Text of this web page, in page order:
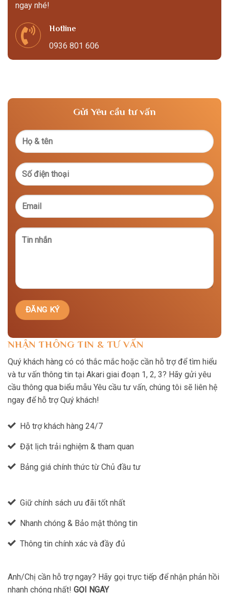
ngay nhé!
Hotline
0936 801 606
Gửi Yêu cầu tư vấn
NHẬN THÔNG TIN & TƯ VẤN
Quý khách hàng có có thắc mắc hoặc cần hỗ trợ để tìm hiểu
và tư vấn thông tin tại Akari giai đoạn 1, 2, 3? Hãy gửi yêu
cầu thông qua biểu mẫu Yêu cầu tư vấn, chúng tôi sẽ liên hệ
ngay để hỗ trợ Quý khách!
Hỗ trợ khách hàng 24/7
Đặt lịch trải nghiệm & tham quan
Bảng giá chính thức từ Chủ đầu tư
Giữ chính sách ưu đãi tốt nhất
Nhanh chóng & Bảo mật thông tin
Thông tin chính xác và đầy đủ
Anh/Chị cần hỗ trợ ngay? Hãy gọi trực tiếp để nhận phản hồi
nhanh chóng nhất! GỌI NGAY